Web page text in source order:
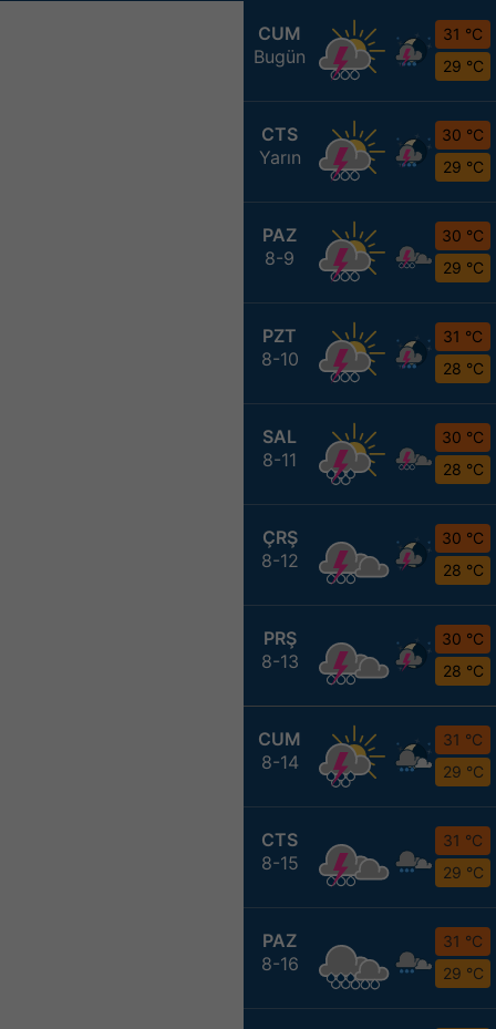
CUM
Bugün
31 °C
29 °C
CTS
Yarın
30 °C
29 °C
PAZ
8-9
30 °C
29 °C
PZT
8-10
31 °C
28 °C
SAL
8-11
30 °C
28 °C
ÇRŞ
8-12
30 °C
28 °C
PRŞ
8-13
30 °C
28 °C
CUM
8-14
31 °C
29 °C
CTS
8-15
31 °C
29 °C
PAZ
8-16
31 °C
29 °C